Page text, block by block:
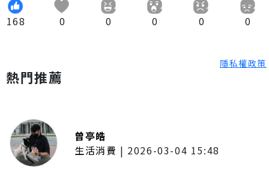
168 0 0 0 0 0
隱私權政策
熱門推薦
曾亭皓
生活消費 | 2026-03-04 15:48